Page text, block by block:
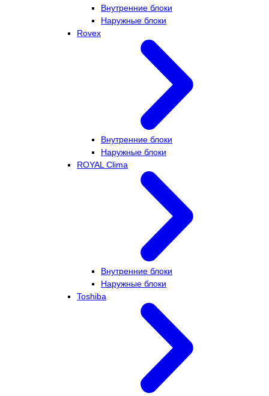
Внутренние блоки
Наружные блоки
Rovex
Внутренние блоки
Наружные блоки
ROYAL Clima
Внутренние блоки
Наружные блоки
Toshiba